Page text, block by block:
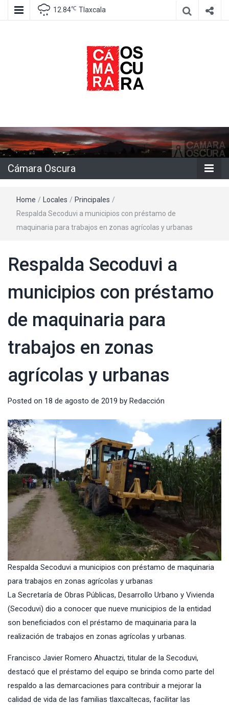
12.84℃ Tlaxcala
Cámara
Oscura
Cámara Oscura
Home / Locales / Principales /
Respalda Secoduvi a municipios con préstamo de
maquinaria para trabajos en zonas agrícolas y urbanas
Respalda Secoduvi a
municipios con préstamo
de maquinaria para
trabajos en zonas
agrícolas y urbanas
Posted on 18 de agosto de 2019 by Redacción
Respalda Secoduvi a municipios con préstamo de maquinaria
para trabajos en zonas agrícolas y urbanas
La Secretaría de Obras Públicas, Desarrollo Urbano y Vivienda
(Secoduvi) dio a conocer que nueve municipios de la entidad
son beneficiados con el préstamo de maquinaria para la
realización de trabajos en zonas agrícolas y urbanas.
Francisco Javier Romero Ahuactzi, titular de la Secoduvi,
destacó que el préstamo del equipo se brinda como parte del
respaldo a las demarcaciones para contribuir a mejorar la
calidad de vida de las familias tlaxcaltecas, facilitar las